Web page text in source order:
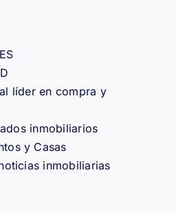
líder en compra y
inmobiliarios
y Casas
noticias inmobiliarias